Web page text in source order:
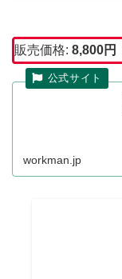
販売価格: 8,800円
workman.jp